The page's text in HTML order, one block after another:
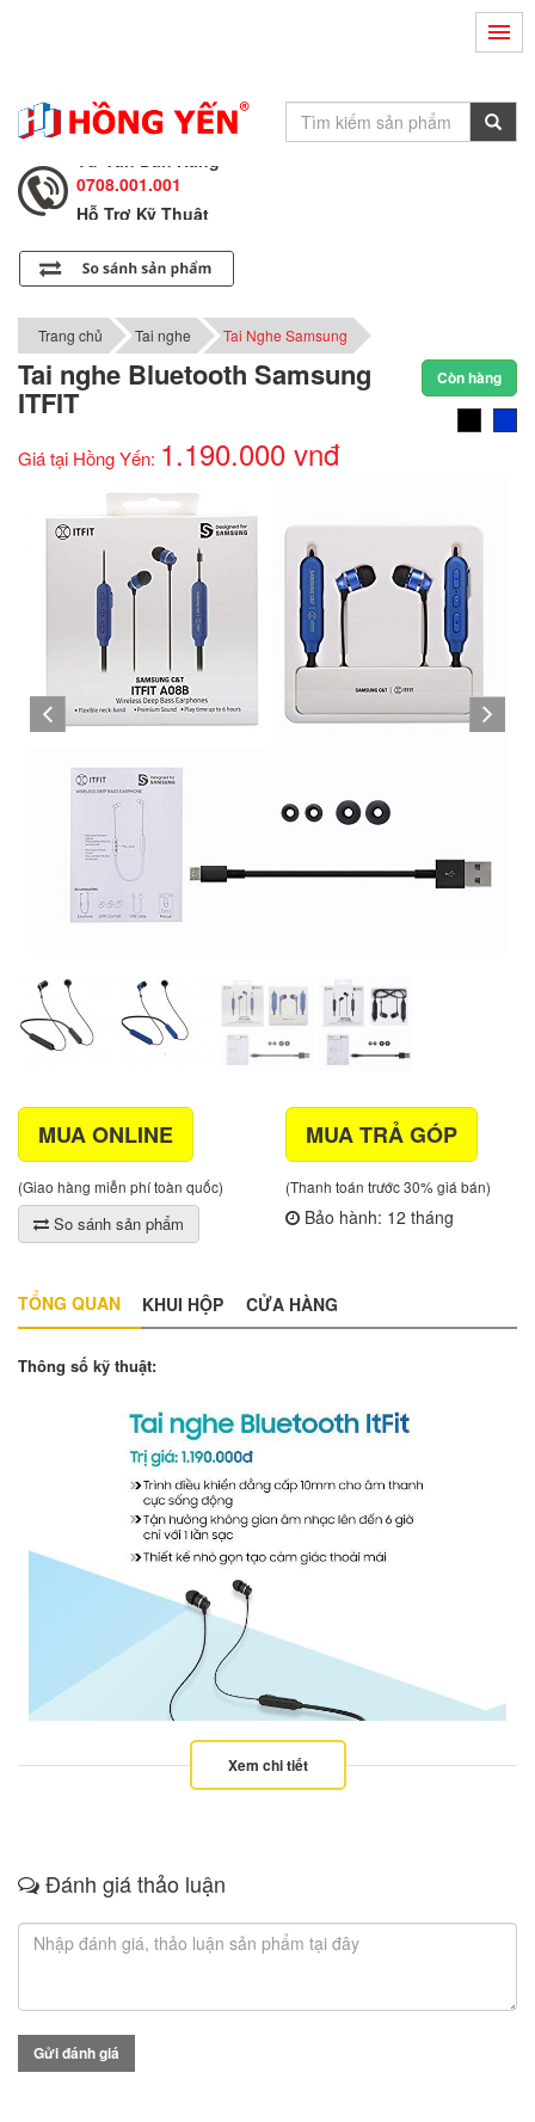
0708.002.002
Tư Vấn Bán Hàng
0708.001.001
Hỗ Trợ Kỹ Thuật
0708.002.002
Tư Vấn Bán Hàng
0708.001.001
Trang chủ Tai nghe Tai Nghe Samsung
Tai nghe Bluetooth Samsung
ITFIT
Còn hàng
Giá tại Hồng Yến: 1.190.000 vnđ
MUA ONLINE
(Giao hàng miễn phí toàn quốc)
So sánh sản phẩm
MUA TRẢ GÓP
(Thanh toán trước 30% giá bán)
Bảo hành: 12 tháng
TỔNG QUAN KHUI HỘP CỬA HÀNG
Thông số kỹ thuật:
một lần sạc
Hoạt động rảnh tay - Mic và điều khiển theo dõi và tai nghe từ tính để
bảo vệ dây đeo cổ
Tương thích với tất cả điện thoại thông minh, máy tính xách tay và máy
Trở kháng: 16 Ohms
Độ nhạy: 95 db/1mW (SPL at 1kHz)
Bluetooth: V4.2 A2DP, AVRCP, HFP
Xem chi tiết
Đánh giá thảo luận
Gửi đánh giá